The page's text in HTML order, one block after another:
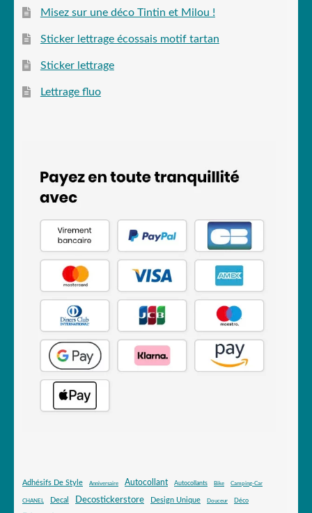
Misez sur une déco Tintin et Milou !
Sticker lettrage écossais motif tartan
Sticker lettrage
Lettrage fluo
Adhésifs De Style Anniversaire Autocollant Autocollants Bike Camping-Car
CHANEL Decal Decostickerstore Design Unique Douceur Déco